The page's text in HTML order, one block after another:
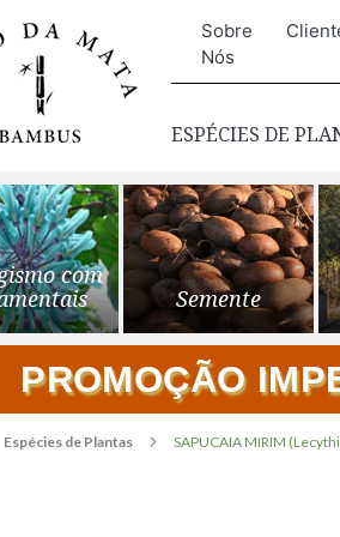
Sobre
Nós
ESPÉCIES DE
com
Semente
PROMOÇÃO
Espécies de Plantas SAPUCAIA MIRIM